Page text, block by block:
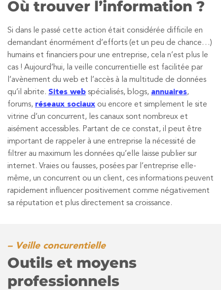
Où trouver l’information ?
Si dans le passé cette action était considérée difficile en
demandant énormément d’efforts (et un peu de chance…)
humains et financiers pour une entreprise, cela n’est plus le
cas ! Aujourd’hui, la veille concurrentielle est facilitée par
l’avènement du web et l’accès à la multitude de données
qu’il abrite. Sites web spécialisés, blogs, annuaires,
forums, réseaux sociaux ou encore et simplement le site
vitrine d’un concurrent, les canaux sont nombreux et
aisément accessibles. Partant de ce constat, il peut être
important de rappeler à une entreprise la nécessité de
filtrer au maximum les données qu’elle laisse publier sur
internet. Vraies ou fausses, posées par l’entreprise elle-
même, un concurrent ou un client, ces informations peuvent
rapidement influencer positivement comme négativement
sa réputation et plus directement sa croissance.
– Veille concurentielle
Outils et moyens
professionnels